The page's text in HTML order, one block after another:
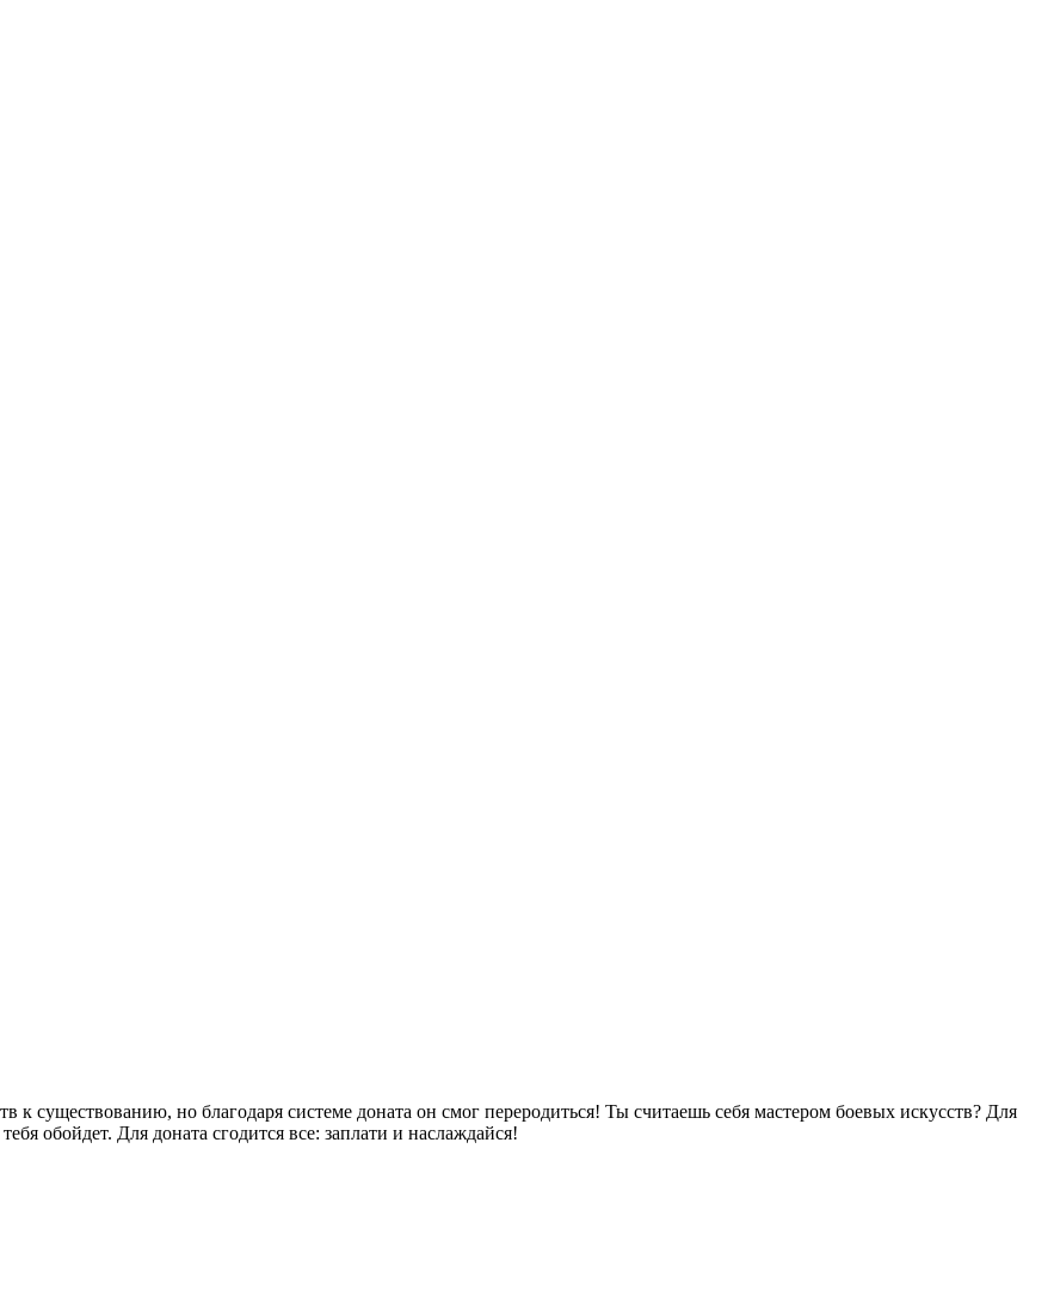
к существованию, но благодаря системе доната он смог переродиться! Ты считаешь себя мастером боевых искусств? Для
обойдет. Для доната сгодится все: заплати и наслаждайся!